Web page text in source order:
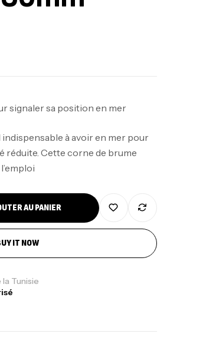
signaler sa position en mer
à avoir en mer pour
réduite. Cette corne de brume
AU PANIER
IT NOW
Tunisie
Sunset Massive Attack
30kg
Funda 1.70m